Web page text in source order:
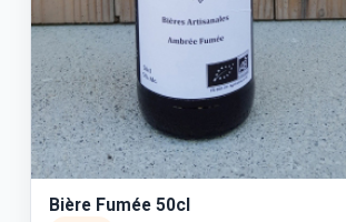
Bière Fumée 50cl